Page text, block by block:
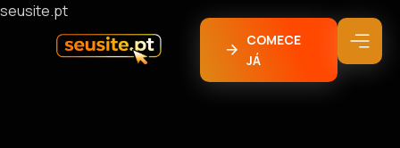
seusite.pt
COMECE
JÁ